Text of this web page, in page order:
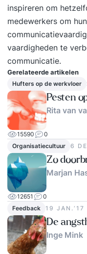
inspireren om
medewerkers om
vaardigheden te
communicatie.
Gerelateerde artikelen
Hufters op de werkvloer
Pesten
Rita van
15590
0
Organisatiecultuur
6
Zo
Marjan
12651
0
Feedback
19 JAN.‘17
De
Inge Mink